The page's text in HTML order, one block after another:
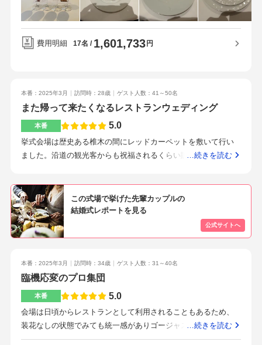
す。オシャレな雰囲気が素敵だったから。
る部屋はパーテーションで仕切る形で、壁を隔てて厨房だった
りするので、そこまで広くなかったです。1人につき、組み合わ
せで料理は7000円、飲み物は2000円値上がりしました。ヘアメ
イクは新郎8000円、参列者1人9000円でかかりました。両親への
かかる費用もあります。親族のみで行ったため、webも含めて招
待状の料金はかかりませんでした。また、引き出物も準備しま
せんでした。オープニングのムービーは作成しませんでした。
ウェルカムボードは自分達で作成しました。当日流す音楽は中
古cdで賄いました。普段、フランス料理界の巨匠「ポール・ボ
選びました。披露宴中は自分達の料理を途中で止めることがで
き、披露宴後に暖かい状態で頂くことができます。徒歩は難し
いと思いますが、金沢駅からバスで20分、自家用車で10分程度
で行けます。ただし、周辺は交通が混み合うため、時間に余裕
す。見学したときと同じ方が最後まで担当してくださいまし
た。とても素敵な方で、楽しく相談することができました。ま
大学生やアルバイトみたいな雰囲気な方ではなく、普段からブ
ライダルに携わっていたり、料理提供したりしている方達で、
しっかりしていました。ただ、普段がレストランということも
あり、大変忙しいそうでした。フランス料理界の巨匠「ポー
費用明細 17名 1,601,733円
本番：2025年3月 訪問時：28歳 ゲスト人数：41～50名
また帰って来たくなるレストランウェディング
本番 5.0
挙式会場は歴史ある椎木の間にレッドカーペットを敷いて行い
ました。沿道の観光客からも祝福されるくらい賑やかな挙式
から夜にかけて景色の変化も素敵でした。照明もスワロスキー
があしらわれており、重厚感があります。広すぎない会場で友
人たちの顔がよく見えアットホームでした。料理をこだわって
お金をかけました。ペーパーアイテムで節約しました。衣装の
理が味わえます。ワインもとても美味しいです。ウェディング
ケーキまで全て手作りです。見学でシェフのみなさんともお話
ししできて、こごがいい！と夫と一致しました。あとから気づ
きましたが料理長な有名シェフです！金沢の中心部で観光地と
いうこともあり、路線バスが便利です。金沢城や兼六園の近く
で緑豊かです。スタッフさんはとても親切で経験も豊富で全て
…続きを読む
この式場で挙げた先輩カップルの
結婚式レポートを見る
本番：2025年3月 訪問時：34歳 ゲスト人数：31～40名
臨機応変のプロ集団
本番 5.0
会場は日頃からレストランとして利用されることもあるため、
装花なしの状態でみても統一感がありゴージャスな内装でし
た。子どもがたくさん参加してくれる式だったので、会場の後
…続きを読む